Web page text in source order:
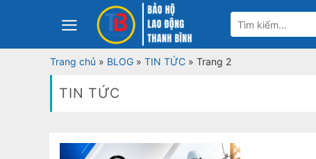
nội
Tìm
kiếm:
Trang chủ » BLOG » TIN TỨC » Trang 2
TIN TỨC